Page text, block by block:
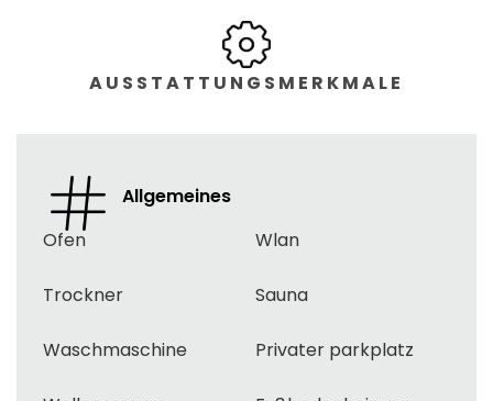
AUSSTATTUNGSMERKMALE
Allgemeines
Ofen
Wlan
Trockner Sauna
Waschmaschine Privater parkplatz